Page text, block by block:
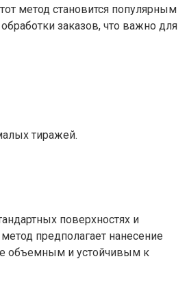
метод становится популярным
заказов, что важно для
тиражей.
поверхностях и
предполагает нанесение
объемным и устойчивым к